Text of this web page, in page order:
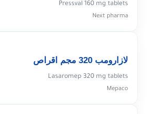
Pressval 160 mg tablets
Next pharma
لازارومب 320 مجم اقراص
Lasaromep 320 mg tablets
Mepaco